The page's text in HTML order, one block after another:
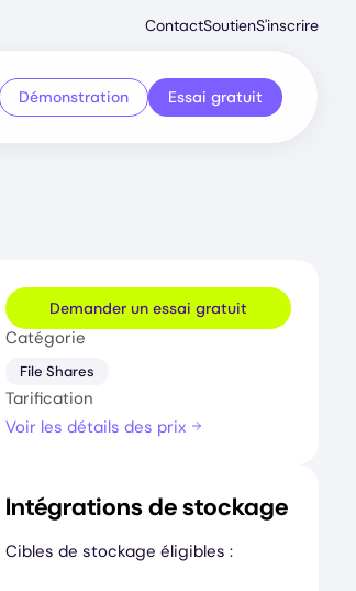
Menu
ContactSoutienS'inscrire
Démonstration Essai gratuit
Demander un essai gratuit
Catégorie
File Shares
Tarification
Voir les détails des prix
Intégrations de stockage
Cibles de stockage éligibles :